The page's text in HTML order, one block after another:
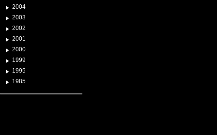
2004
2003
2002
2001
2000
1999
1995
1985